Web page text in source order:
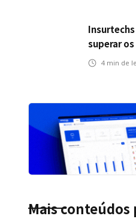
superar
fora da
4 min de
Mais conteúdos